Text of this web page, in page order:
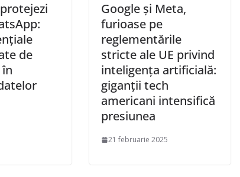
de
Google și Meta,
furioase pe
reglementările
stricte ale UE privind
inteligența artificială:
giganții tech
americani intensifică
presiunea
21 februarie 2025